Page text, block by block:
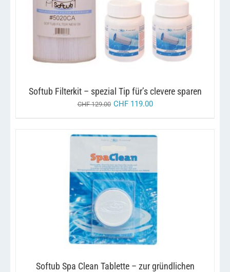
AUSFÜHRUNG WÄHLEN
PRODUKT
WEIST
MEHRERE
VARIANTEN
AUF.
DIE
AUF
DER
Softub Filterkit – spezial Tip für’s clevere sparen
CHF129.00 CHF119.00
IN DEN WARENKORB / DETAILS
Softub Spa Clean Tablette – zur gründlichen